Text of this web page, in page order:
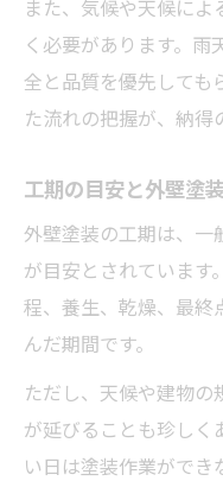
また、気候や天候に
く必要があります。雨
全と品質を優先しても
た流れの把握が、納得
工期の目安と外壁塗
外壁塗装の工期は、一
が目安とされています
程、養生、乾燥、最終
んだ期間です。
ただし、天候や建物
が延びることも珍しく
い日は塗装作業ができ